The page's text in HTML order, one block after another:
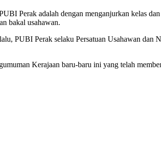
Perak adalah dengan menganjurkan kelas
bakal usahawan.
PUBI Perak selaku Persatuan Usahawan
Kerajaan baru-baru ini yang telah